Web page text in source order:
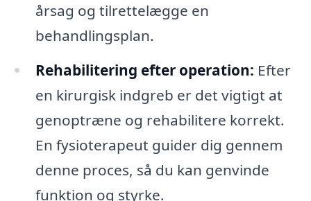
årsag og tilrettelægge en
behandlingsplan.
Rehabilitering efter operation: Efter
en kirurgisk indgreb er det vigtigt at
genoptræne og rehabilitere korrekt.
En fysioterapeut guider dig gennem
denne proces, så du kan genvinde
funktion og styrke.